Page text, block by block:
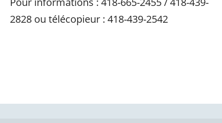
2828 ou télécopieur : 418-439-2542